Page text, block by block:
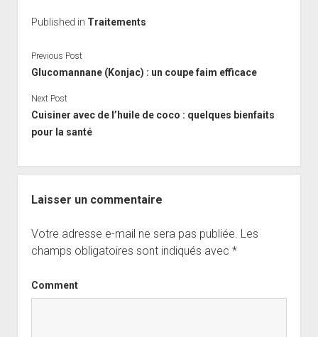
Published in Traitements
Previous Post
Glucomannane (Konjac) : un coupe faim efficace
Next Post
Cuisiner avec de l’huile de coco : quelques bienfaits
pour la santé
Laisser un commentaire
Votre adresse e-mail ne sera pas publiée. Les
champs obligatoires sont indiqués avec *
Comment